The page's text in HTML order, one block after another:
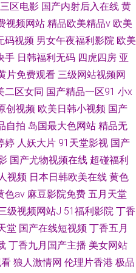
区电影 国产内射后入在线 黄
视频网站 精品欧美精品v 欧美
码视频 男女午夜福利影院 欧美
手 日韩福利无码 四虎四房 亚
片免费观看 三级网站视频网
二区女同 国产精品一区91 小x
创视频 欧美日韩小视频 国产
自拍 岛国最大色网站 精品无
婷 人妖大片 91天堂影视 国产
国产尤物视频在线 超碰福利
视频 日本日韩欧美在线 黄色
色av 麻豆影院免费 五月天堂
级视频网站J 51福利影院 丁香
堂 国产在线短视频 丁香五月
丁香九月国产主播 美女网站
狼人激情网 伦理片香港 极品